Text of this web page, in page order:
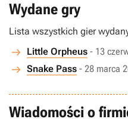
Wydane gry
Lista wszystkich gier
Little Orpheus - 13
Snake Pass - 28 marca
Wiadomości o